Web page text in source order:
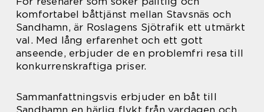
komfortabel båttjänst mellan Stavsnäs och
Sandhamn, är Roslagens Sjötrafik ett utmärkt
val. Med lång erfarenhet och ett gott
anseende, erbjuder de en problemfri resa till
konkurrenskraftiga priser.
Sammanfattningsvis erbjuder en båt till